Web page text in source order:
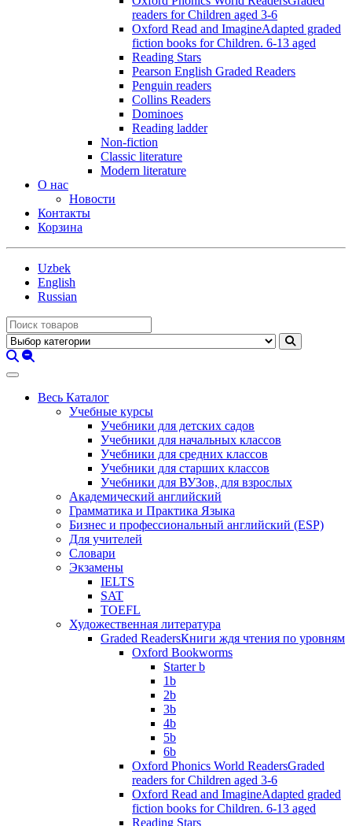
readers for Children aged 3-6
Oxford Read and ImagineAdapted graded
fiction books for Children. 6-13 aged
Reading Stars
Pearson English Graded Readers
Penguin readers
Collins Readers
Dominoes
Reading ladder
Non-fiction
Classic literature
Modern literature
О нас
Новости
Контакты
Корзина
Uzbek
English
Russian
Весь Каталог
Учебные курсы
Учебники для детских садов
Учебники для начальных классов
Учебники для средних классов
Учебники для старших классов
Учебники для ВУЗов, для взрослых
Академический английский
Грамматика и Практика Языка
Бизнес и профессиональный английский (ESP)
Для учителей
Словари
Экзамены
IELTS
SAT
TOEFL
Художественная литература
Graded ReadersКниги ждя чтения по уровням
Oxford Bookworms
Starter b
1b
2b
3b
4b
5b
6b
Oxford Phonics World ReadersGraded
readers for Children aged 3-6
Oxford Read and ImagineAdapted graded
fiction books for Children. 6-13 aged
Reading Stars